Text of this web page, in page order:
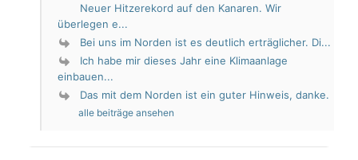
Neuer Hitzerekord auf den Kanaren. Wir
überlegen e...
Bei uns im Norden ist es deutlich erträglicher. Di...
Ich habe mir dieses Jahr eine Klimaanlage
einbauen...
Das mit dem Norden ist ein guter Hinweis, danke.
alle beiträge ansehen